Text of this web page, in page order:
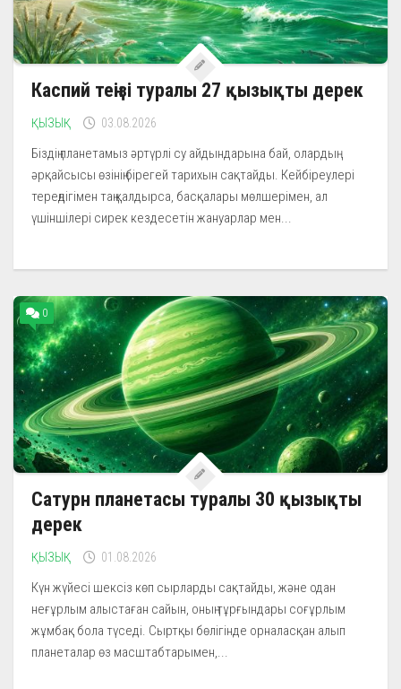
Каспий теңізі туралы 27 қызықты дерек
ҚЫЗЫҚ 03.08.2026
Біздің планетамыз әртүрлі су айдындарына бай, олардың
әрқайсысы өзінің бірегей тарихын сақтайды. Кейбіреулері
тереңдігімен таң қалдырса, басқалары мөлшерімен, ал
үшіншілері сирек кездесетін жануарлар мен...
0
Сатурн планетасы туралы 30 қызықты
дерек
ҚЫЗЫҚ 01.08.2026
Күн жүйесі шексіз көп сырларды сақтайды, және одан
неғұрлым алыстаған сайын, оның тұрғындары соғұрлым
жұмбақ бола түседі. Сыртқы бөлігінде орналасқан алып
планеталар өз масштабтарымен,...